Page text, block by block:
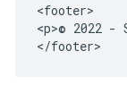
<footer>
<p>© 2022 -
</footer>